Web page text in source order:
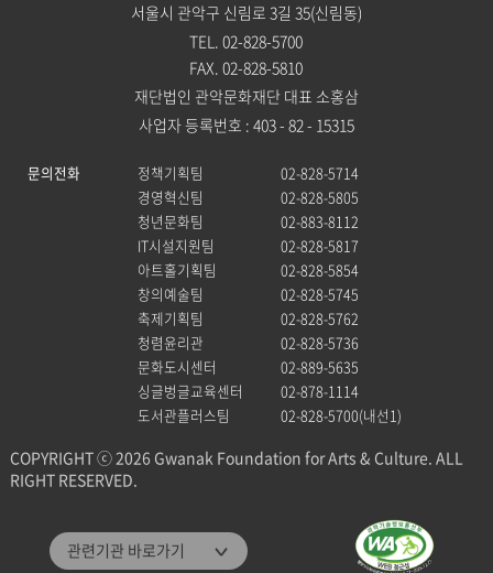
관련기관 바로가기
관악문화재단
서울시 관악구 신림로 3길 35(신림동)
TEL. 02-828-5700
FAX. 02-828-5810
재단법인 관악문화재단 대표 소홍삼
사업자 등록번호 : 403 - 82 - 15315
문의전화 정책기획팀
02-828-5714
경영혁신팀
02-828-5805
청년문화팀
02-883-8112
IT시설지원팀
02-828-5817
아트홀기획팀
02-828-5854
창의예술팀
02-828-5745
축제기획팀
02-828-5762
청렴윤리관
02-828-5736
문화도시센터
02-889-5635
싱글벙글교육센터
02-878-1114
도서관플러스팀
02-828-5700(내선1)
COPYRIGHT ⓒ 2026 Gwanak Foundation for Arts & Culture. ALL
RIGHT RESERVED.